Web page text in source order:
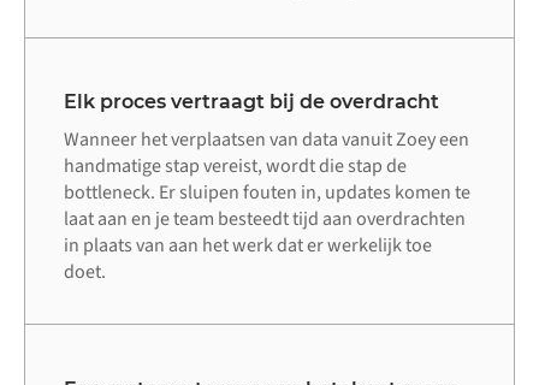
Elk proces vertraagt bij de overdracht
Wanneer het verplaatsen van data vanuit Zoey een
handmatige stap vereist, wordt die stap de
bottleneck. Er sluipen fouten in, updates komen te
laat aan en je team besteedt tijd aan overdrachten
in plaats van aan het werk dat er werkelijk toe
doet.